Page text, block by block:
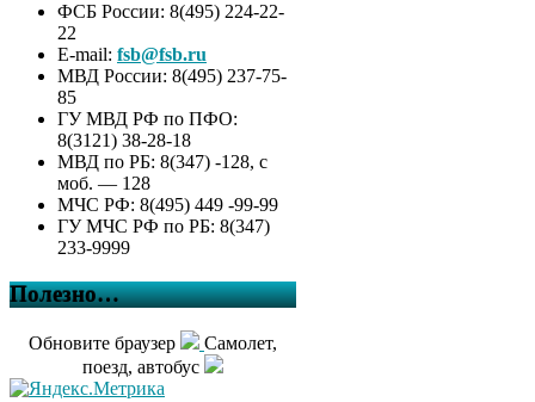
ФСБ России: 8(495) 224-22-
22
E-mail: fsb@fsb.ru
МВД России: 8(495) 237-75-
85
ГУ МВД РФ по ПФО:
8(3121) 38-28-18
МВД по РБ: 8(347) -128, с
моб. — 128
МЧС РФ: 8(495) 449 -99-99
ГУ МЧС РФ по РБ: 8(347)
233-9999
Полезно…
Обновите браузер
Самолет,
поезд, автобус